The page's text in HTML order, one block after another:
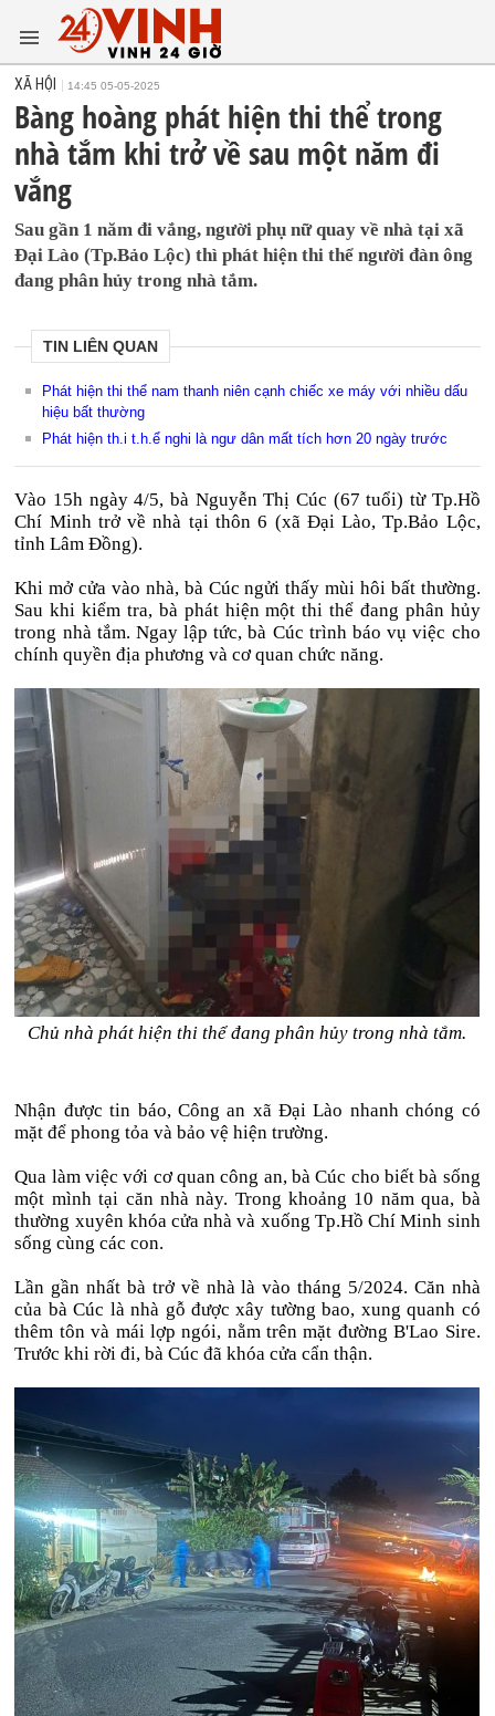
XÃ HỘI 14:45 05-05-2025
Bàng hoàng phát hiện thi thể trong
nhà tắm khi trở về sau một năm đi
vắng
Sau gần 1 năm đi vắng, người phụ nữ quay về nhà tại xã
Đại Lào (Tp.Bảo Lộc) thì phát hiện thi thể người đàn ông
đang phân hủy trong nhà tắm.
TIN LIÊN QUAN
Phát hiện thi thể nam thanh niên cạnh chiếc xe máy với nhiều dấu
hiệu bất thường
Phát hiện th.i t.h.ể nghi là ngư dân mất tích hơn 20 ngày trước
Vào 15h ngày 4/5, bà Nguyễn Thị Cúc (67 tuổi) từ Tp.Hồ
Chí Minh trở về nhà tại thôn 6 (xã Đại Lào, Tp.Bảo Lộc,
tỉnh Lâm Đồng).
Khi mở cửa vào nhà, bà Cúc ngửi thấy mùi hôi bất thường.
Sau khi kiểm tra, bà phát hiện một thi thể đang phân hủy
trong nhà tắm. Ngay lập tức, bà Cúc trình báo vụ việc cho
chính quyền địa phương và cơ quan chức năng.
Chủ nhà phát hiện thi thể đang phân hủy trong nhà tắm.
Nhận được tin báo, Công an xã Đại Lào nhanh chóng có
mặt để phong tỏa và bảo vệ hiện trường.
Qua làm việc với cơ quan công an, bà Cúc cho biết bà sống
một mình tại căn nhà này. Trong khoảng 10 năm qua, bà
thường xuyên khóa cửa nhà và xuống Tp.Hồ Chí Minh sinh
sống cùng các con.
Lần gần nhất bà trở về nhà là vào tháng 5/2024. Căn nhà
của bà Cúc là nhà gỗ được xây tường bao, xung quanh có
thêm tôn và mái lợp ngói, nằm trên mặt đường B'Lao Sire.
Trước khi rời đi, bà Cúc đã khóa cửa cẩn thận.